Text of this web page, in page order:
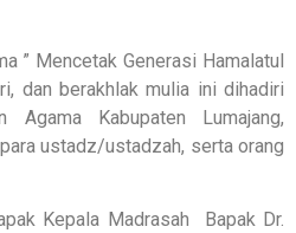
” Mencetak Generasi Hamalatul
dan berakhlak mulia ini dihadiri
Agama Kabupaten Lumajang,
ustadz/ustadzah, serta orang
Kepala Madrasah Bapak Dr.